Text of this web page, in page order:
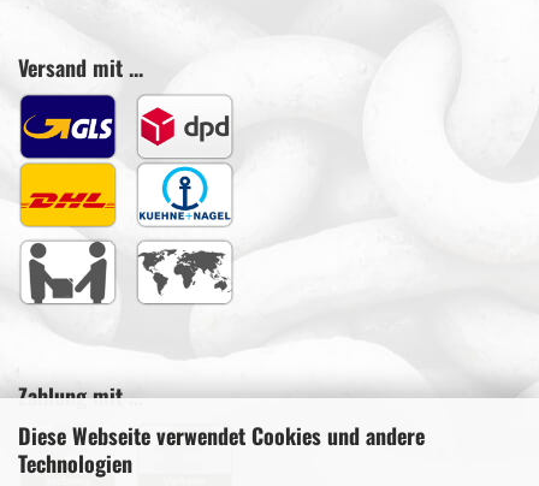
Diese Webseite verwendet Cookies und andere
Technologien
Versand mit ...
Zahlung mit ...